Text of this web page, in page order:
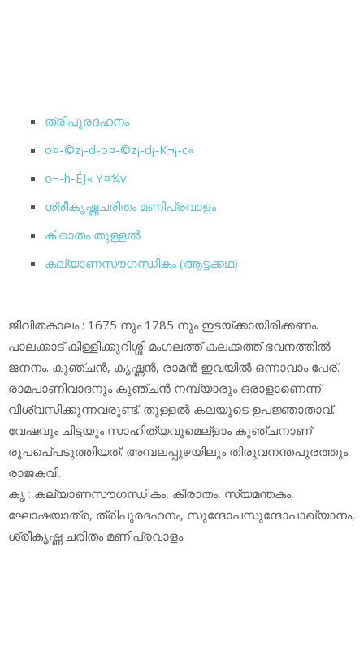
ത്രിപുരദഹനം
o¤-©z¡-d-o¤-©z¡-d¡-K¬¡-c«
o¬-h-ÉJ« Y¤¾v
ശ്രീകൃഷ്ണചരിതം മണിപ്രവാളം
കിരാതം തുള്ളല്‍
കല്യാണസൗഗന്ധികം (ആട്ടക്കഥ)
ജീവിതകാലം : 1675 നും 1785 നും ഇടയ്ക്കായിരിക്കണം.
പാലക്കാട് കിള്ളിക്കുറിശ്ശി മംഗലത്ത് കലക്കത്ത് ഭവനത്തില്‍
ജനനം. കുഞ്ചന്‍, കൃഷ്ണന്‍, രാമന്‍ ഇവയില്‍ ഒന്നാവാം പേര്.
രാമപാണിവാദനും കുഞ്ചന്‍ നമ്പ്യാരും ഒരാളാണെന്ന്
വിശ്വസിക്കുന്നവരുണ്ട്. തുള്ളല്‍ കലയുടെ ഉപജ്ഞാതാവ്.
വേഷവും ചിട്ടയും സാഹിത്യവുമെല്‌ളാം കുഞ്ചനാണ്
രൂപപെ്പടുത്തിയത്. അമ്പലപ്പുഴയിലും തിരുവനന്തപുരത്തും
രാജകവി.
കൃ : കല്യാണസൗഗന്ധികം, കിരാതം, സ്യമന്തകം,
ഘോഷയാത്ര, ത്രിപുരദഹനം, സുന്ദോപസുന്ദോപാഖ്യാനം,
ശ്രീകൃഷ്ണ ചരിതം മണിപ്രവാളം.